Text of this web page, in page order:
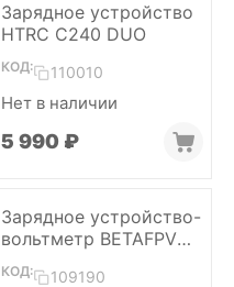
Зарядное устройство
HTRC C240 DUO
КОД: 110010
Нет в наличии
5 990 ₽
Зарядное устройство-
вольтметр BETAFPV
BT3.0
КОД: 109190